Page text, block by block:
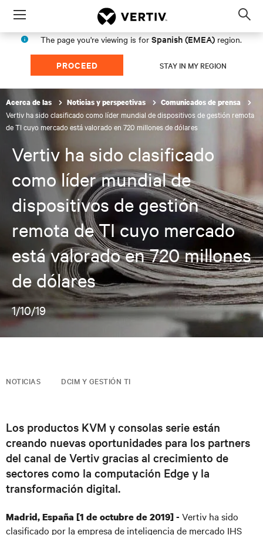
Menu
The page you're viewing is for Spanish (EMEA) region.
PROCEED STAY IN MY REGION
Acerca de las Noticias y perspectivas Comunicados de prensa
Vertiv ha sido clasificado como líder mundial de dispositivos de gestión remota
de TI cuyo mercado está valorado en 720 millones de dólares
Vertiv ha sido clasificado
como líder mundial de
dispositivos de gestión
remota de TI cuyo mercado
está valorado en 720 millones
de dólares
1/10/19
NOTICIAS DCIM Y GESTIÓN TI
Los productos KVM y consolas serie están
creando nuevas oportunidades para los partners
del canal de Vertiv gracias al crecimiento de
sectores como la computación Edge y la
transformación digital.
Madrid, España [1 de octubre de 2019] - Vertiv ha sido
clasificado por la empresa de inteligencia de mercado IHS